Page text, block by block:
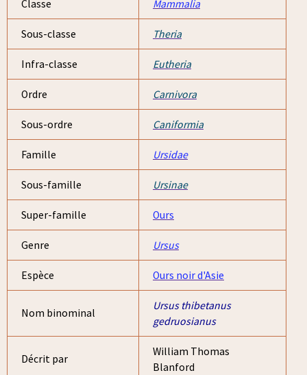
Classe Mammalia
Sous-classe Theria
Infra-classe Eutheria
Ordre Carnivora
Sous-ordre Caniformia
Famille Ursidae
Sous-famille Ursinae
Super-famille Ours
Genre Ursus
Espèce Ours noir d'Asie
Nom binominal
Ursus thibetanus
gedruosianus
Décrit par
William Thomas
Blanford